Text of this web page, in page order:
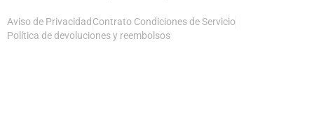
Aviso de Privacidad Contrato Condiciones de Servicio
Política de devoluciones y reembolsos